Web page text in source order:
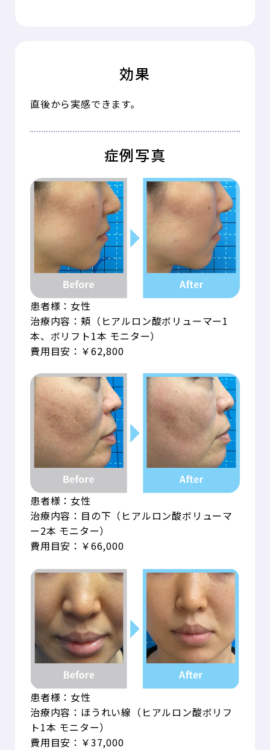
効果
直後から実感できます。
症例写真
患者様：女性
治療内容：頬（ヒアルロン酸ボリューマー1
本、ボリフト1本 モニター）
費用目安：￥62,800
患者様：女性
治療内容：目の下（ヒアルロン酸ボリューマ
ー2本 モニター）
費用目安：￥66,000
患者様：女性
治療内容：ほうれい線（ヒアルロン酸ボリフ
ト1本 モニター）
費用目安：￥37,000